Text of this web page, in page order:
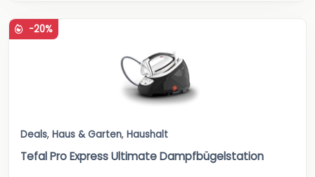
-20%
Deals, Haus & Garten, Haushalt
Tefal Pro Express Ultimate Dampfbügelstation